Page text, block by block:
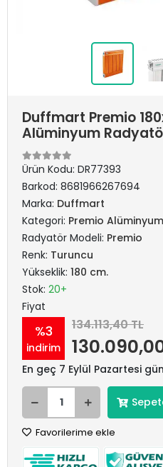
Duffmart Premio
Alüminyum
Ürün Kodu: DR77393
Barkod: 8681966267694
Marka: Duffmart
Kategori: Premio
Radyatör Modeli: Premio
Renk: Turuncu
Yükseklik: 180 cm.
Stok: 20+
Fiyat
%3
indirim
134.113,40 TL
En geç 7 Eylül Pazartesi
Favorilerime ekle